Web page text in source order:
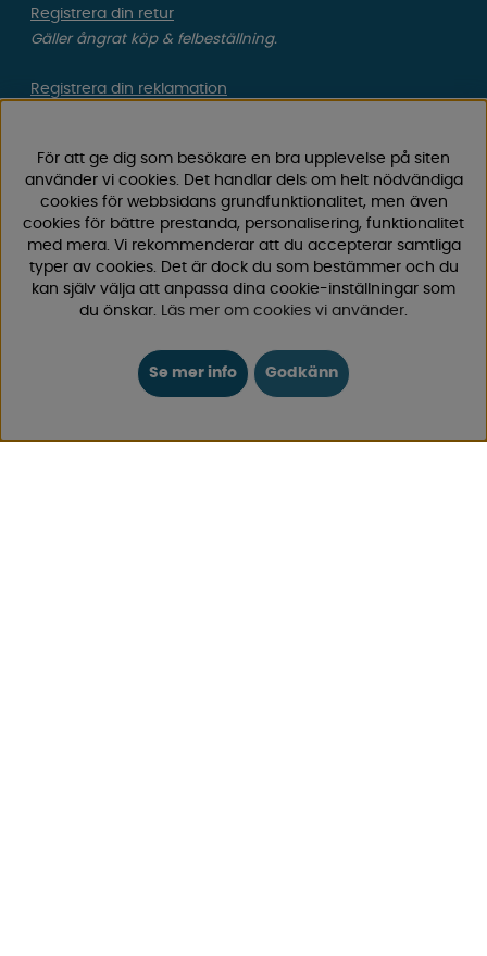
Registrera din retur
Gäller ångrat köp & felbeställning.
Registrera din reklamation
Campingvaruhuset Butik Enköping
Campingvaruhuset
Välkommen till Sveriges största utbud av
50 års erfarenhet är vi din självklara partner för allt inom
camping och fritid.
som gör din campingupplevelse smidigare och roligare.
För att ge dig som besökare en bra upplevelse på siten
använder vi cookies. Det handlar dels om helt nödvändiga
cookies för webbsidans grundfunktionalitet, men även
cookies för bättre prestanda, personalisering, funktionalitet
med mera. Vi rekommenderar att du accepterar samtliga
typer av cookies. Det är dock du som bestämmer och du
kan själv välja att anpassa dina cookie-inställningar som
du önskar. Läs mer om cookies vi använder.
Se mer info Godkänn